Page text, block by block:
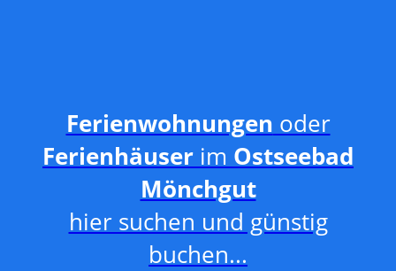
Ferienwohnungen oder
Ferienhäuser im Ostseebad
Mönchgut
hier suchen und günstig
buchen...